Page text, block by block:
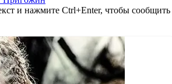
и нажмите Ctrl+Enter, чтобы сообщить